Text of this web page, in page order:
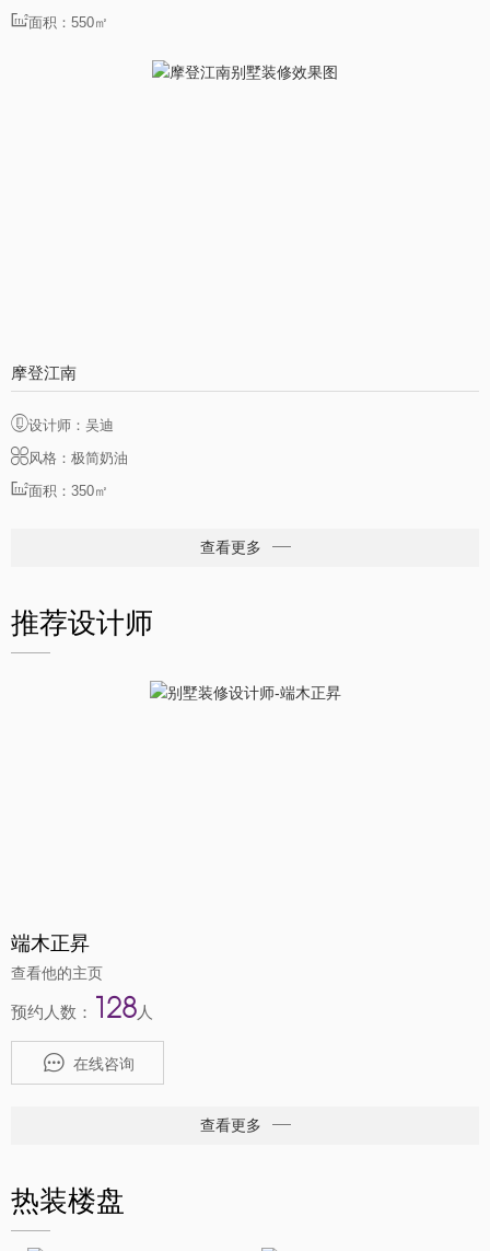
面积：550㎡
摩登江南
设计师：吴迪
风格：极简奶油
面积：350㎡
查看更多
推荐设计师
端木正昇
查看他的主页
预约人数： 128人
在线咨询
查看更多
热装楼盘